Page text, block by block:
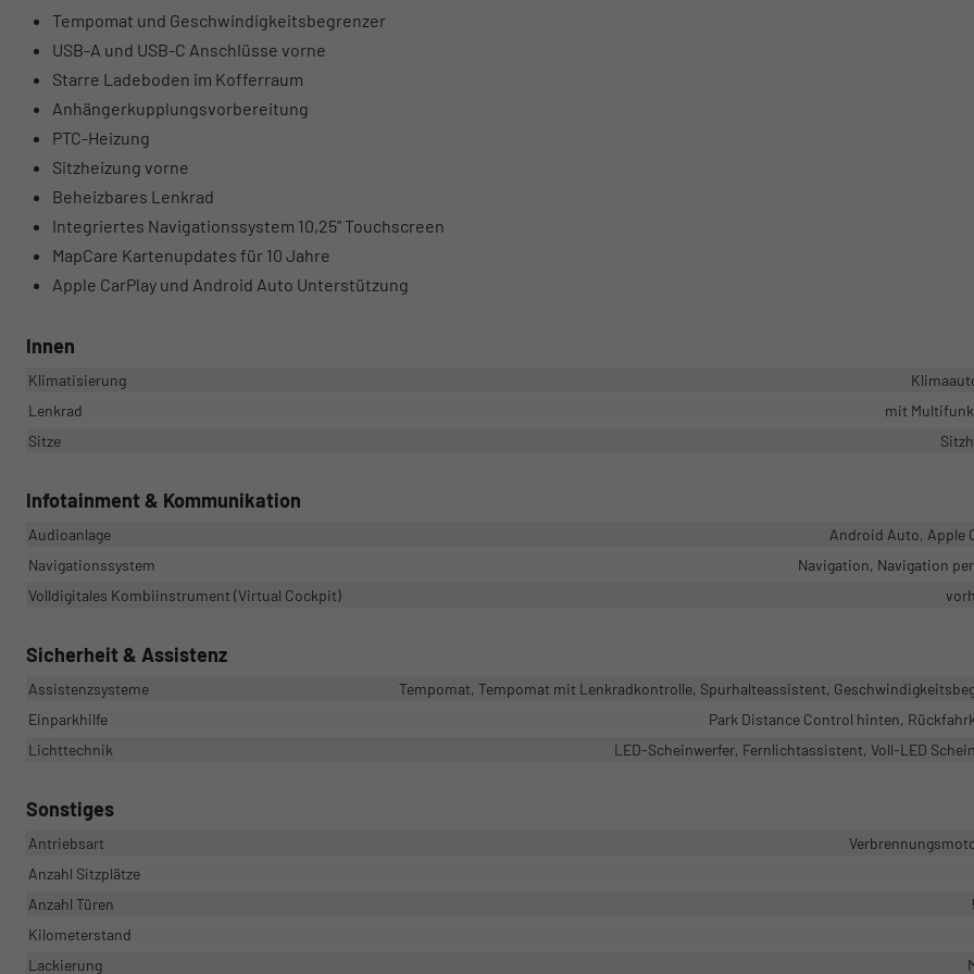
Tempomat und Geschwindigkeitsbegrenzer
USB-A und USB-C Anschlüsse vorne
Starre Ladeboden im Kofferraum
Anhängerkupplungsvorbereitung
PTC-Heizung
Sitzheizung vorne
Beheizbares Lenkrad
Integriertes Navigationssystem 10,25" Touchscreen
MapCare Kartenupdates für 10 Jahre
Apple CarPlay und Android Auto Unterstützung
Innen
Klimatisierung
Lenkrad
mit
Sitze
Infotainment & Kommunikation
Audioanlage
Android Auto, Apple
Navigationssystem
Navigation, Navigation
Volldigitales Kombiinstrument (Virtual Cockpit)
Sicherheit & Assistenz
Assistenzsysteme
Tempomat, Tempomat mit Lenkradkontrolle, Spurhalteassistent,
Einparkhilfe
Park Distance Control hinten,
Lichttechnik
LED-Scheinwerfer, Fernlichtassistent, Voll-LED
Sonstiges
Antriebsart
Anzahl Sitzplätze
Anzahl Türen
Kilometerstand
Lackierung